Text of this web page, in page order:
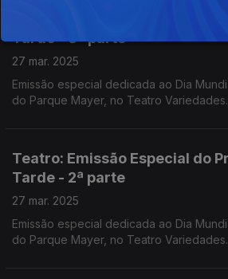
Tarde - 3ª parte
27 mar. 2025
Emissão especial dedicada ao Dia
do Parque Mayer, no Teatro Variedades.
Teatro: Emissão Especial do
Tarde - 2ª parte
27 mar. 2025
Emissão especial dedicada ao Dia
do Parque Mayer, no Teatro Variedades.